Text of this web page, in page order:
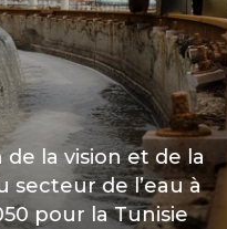
la vision et de la
secteur de l’eau à
pour la Tunisie